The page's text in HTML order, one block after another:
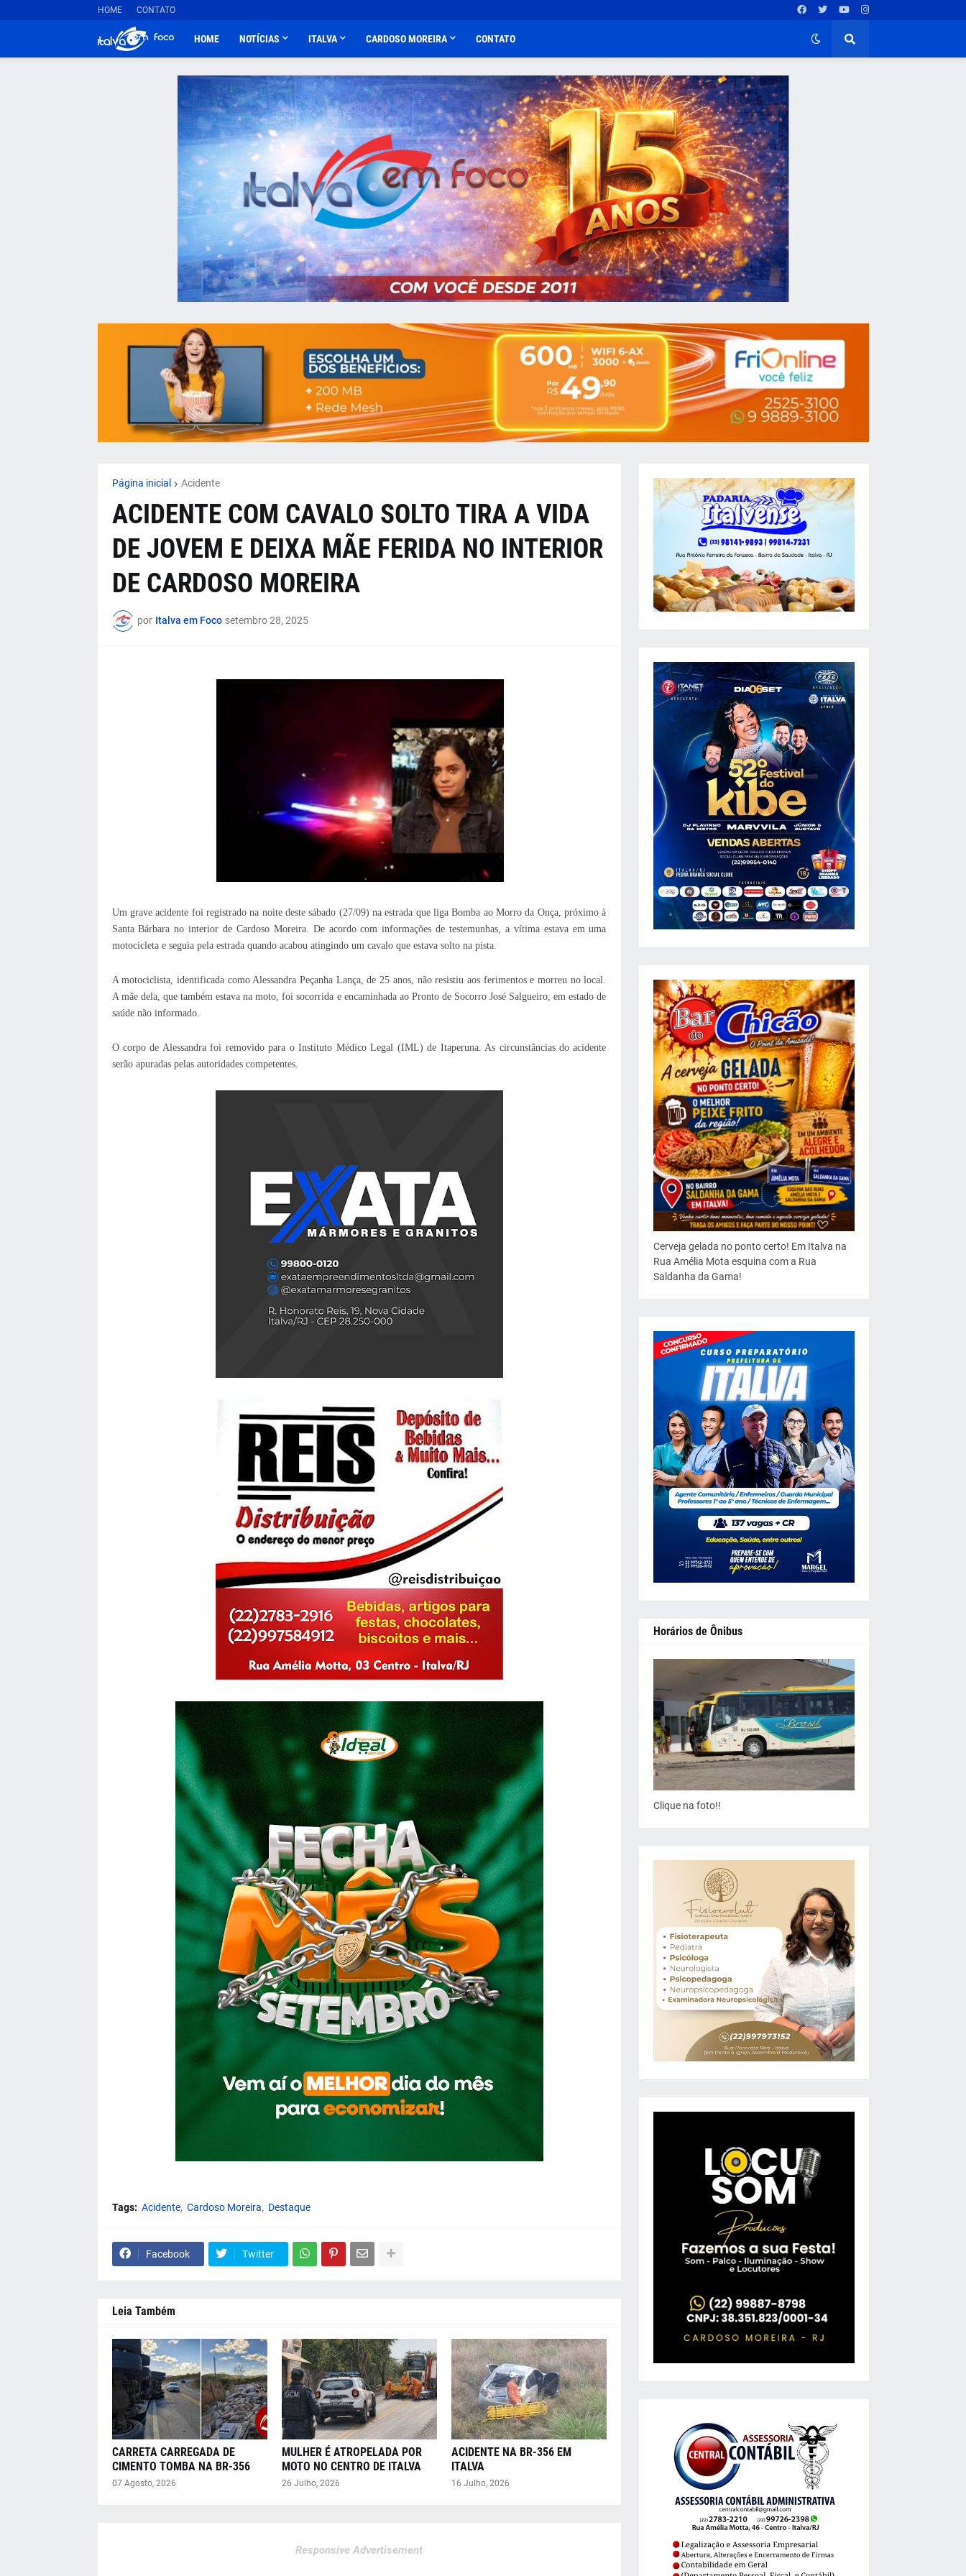
HOME CONTATO
HOME NOTÍCIAS ITALVA CARDOSO MOREIRA CONTATO
Página inicial Acidente
ACIDENTE COM CAVALO SOLTO TIRA A VIDA
DE JOVEM E DEIXA MÃE FERIDA NO INTERIOR
DE CARDOSO MOREIRA
por Italva em Foco setembro 28, 2025
Um grave acidente foi registrado na noite deste sábado (27/09) na estrada que liga Bomba ao Morro da Onça, próximo à
Santa Bárbara no interior de Cardoso Moreira. De acordo com informações de testemunhas, a vítima estava em uma
motocicleta e seguia pela estrada quando acabou atingindo um cavalo que estava solto na pista.
A motociclista, identificada como Alessandra Peçanha Lança, de 25 anos, não resistiu aos ferimentos e morreu no local.
A mãe dela, que também estava na moto, foi socorrida e encaminhada ao Pronto de Socorro José Salgueiro, em estado de
saúde não informado.
O corpo de Alessandra foi removido para o Instituto Médico Legal (IML) de Itaperuna. As circunstâncias do acidente
serão apuradas pelas autoridades competentes.
Tags: Acidente Cardoso Moreira Destaque
Facebook Twitter
Leia Também
CARRETA CARREGADA DE
CIMENTO TOMBA NA BR-356
07 Agosto, 2026
MULHER É ATROPELADA POR
MOTO NO CENTRO DE ITALVA
26 Julho, 2026
ACIDENTE NA BR-356 EM
ITALVA
16 Julho, 2026
Responsive Advertisement
Cerveja gelada no ponto certo! Em Italva na
Rua Amélia Mota esquina com a Rua
Saldanha da Gama!
Horários de Ônibus
Clique na foto!!